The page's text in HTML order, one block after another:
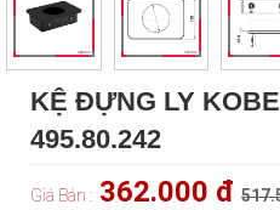
KỆ ĐỰNG LY
495.80.242
Giá Bán : 362.000 đ